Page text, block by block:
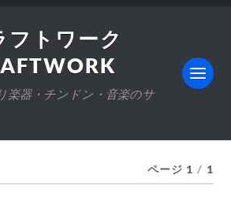
フトワーク
楽器・チンドン・音楽のサ
ページ 1 / 1